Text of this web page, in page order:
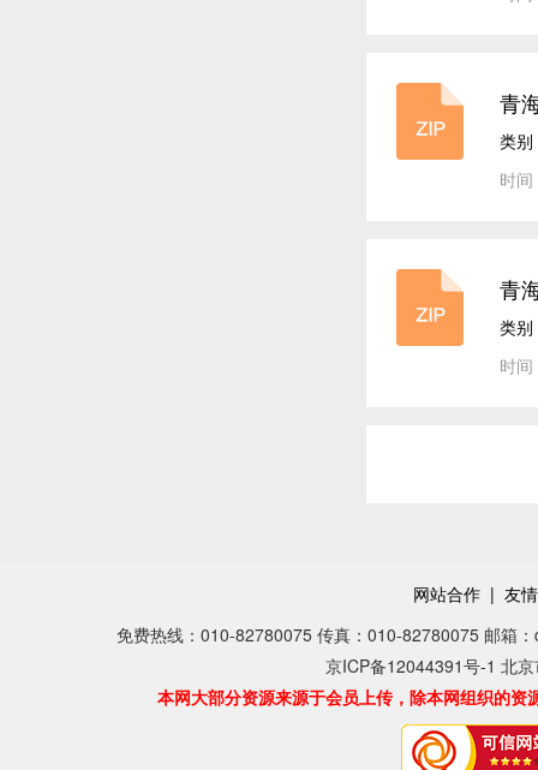
青
案
类别
时
青
案
类别
时
网站合作 | 友
免费热线：010-82780075 传真：010-82780075 邮箱
京ICP备12044391号-1 北
本网大部分资源来源于会员上传，除本网组织的